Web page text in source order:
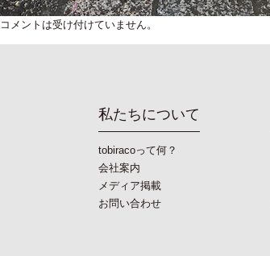
コメントは受け付けていません。
私たちについて
tobiracoって何？
会社案内
メディア掲載
お問い合わせ